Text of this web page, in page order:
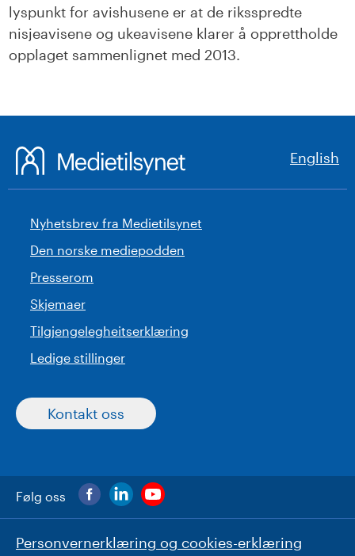
lyspunkt for avishusene er at de riksspredte
nisjeavisene og ukeavisene klarer å opprettholde
opplaget sammenlignet med 2013.
English
Nyhetsbrev fra Medietilsynet
Den norske mediepodden
Presserom
Skjemaer
Tilgjengelegheitserklæring
Ledige stillinger
Kontakt oss
Personvernerklæring og cookies-erklæring
Følg oss